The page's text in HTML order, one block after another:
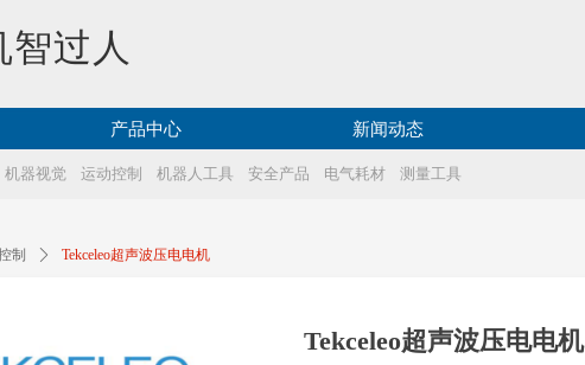
过人
产品中心 新闻动态
机器视觉 运动控制 机器人工具 安全产品 电气耗材 测量工具
制 ꄲ Tekceleo超声波压电电机
Tekceleo超声波压电电机